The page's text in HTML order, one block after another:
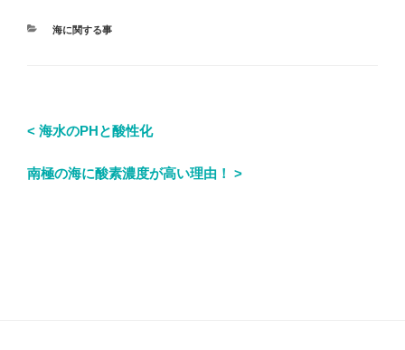
海に関する事
< 海水のPHと酸性化
南極の海に酸素濃度が高い理由！ >